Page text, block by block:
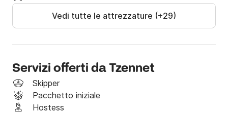
Vedi tutte le attrezzature (+29)
Servizi offerti da Tzennet
Skipper
Pacchetto iniziale
Hostess